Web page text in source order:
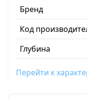
Бренд
Код
Глубина
Перейти к